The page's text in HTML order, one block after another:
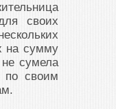
своих
на сумму
сумела
по своим